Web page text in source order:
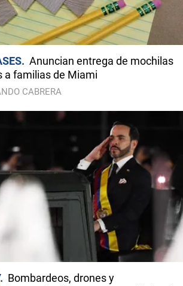
Anuncian entrega de mochilas
a familias de Miami
CABRERA
Bombardeos, drones y